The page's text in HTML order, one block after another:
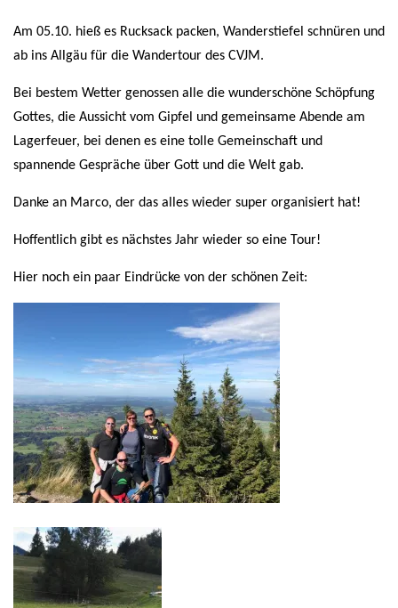
Am 05.10. hieß es Rucksack packen, Wanderstiefel schnüren und
ab ins Allgäu für die Wandertour des CVJM.
Bei bestem Wetter genossen alle die wunderschöne Schöpfung
Gottes, die Aussicht vom Gipfel und gemeinsame Abende am
Lagerfeuer, bei denen es eine tolle Gemeinschaft und
spannende Gespräche über Gott und die Welt gab.
Danke an Marco, der das alles wieder super organisiert hat!
Hoffentlich gibt es nächstes Jahr wieder so eine Tour!
Hier noch ein paar Eindrücke von der schönen Zeit: